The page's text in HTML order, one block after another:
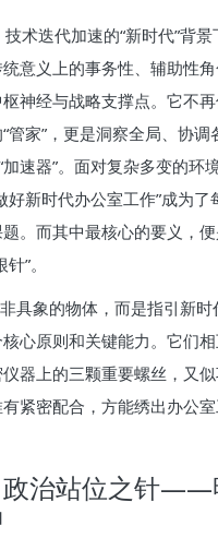
术迭代加速的“新时代”背
意义上的事务性、辅助性
神经与战略支撑点。它不
管家”，更是洞察全局、协调
加速器”。面对复杂多变的环
好新时代办公室工作”成为了
。而其中最核心的要义，
”。
具象的物体，而是指引新
心原则和关键能力。它们
器上的三颗重要螺丝，又
紧密配合，方能绣出办公
政治站位之针——